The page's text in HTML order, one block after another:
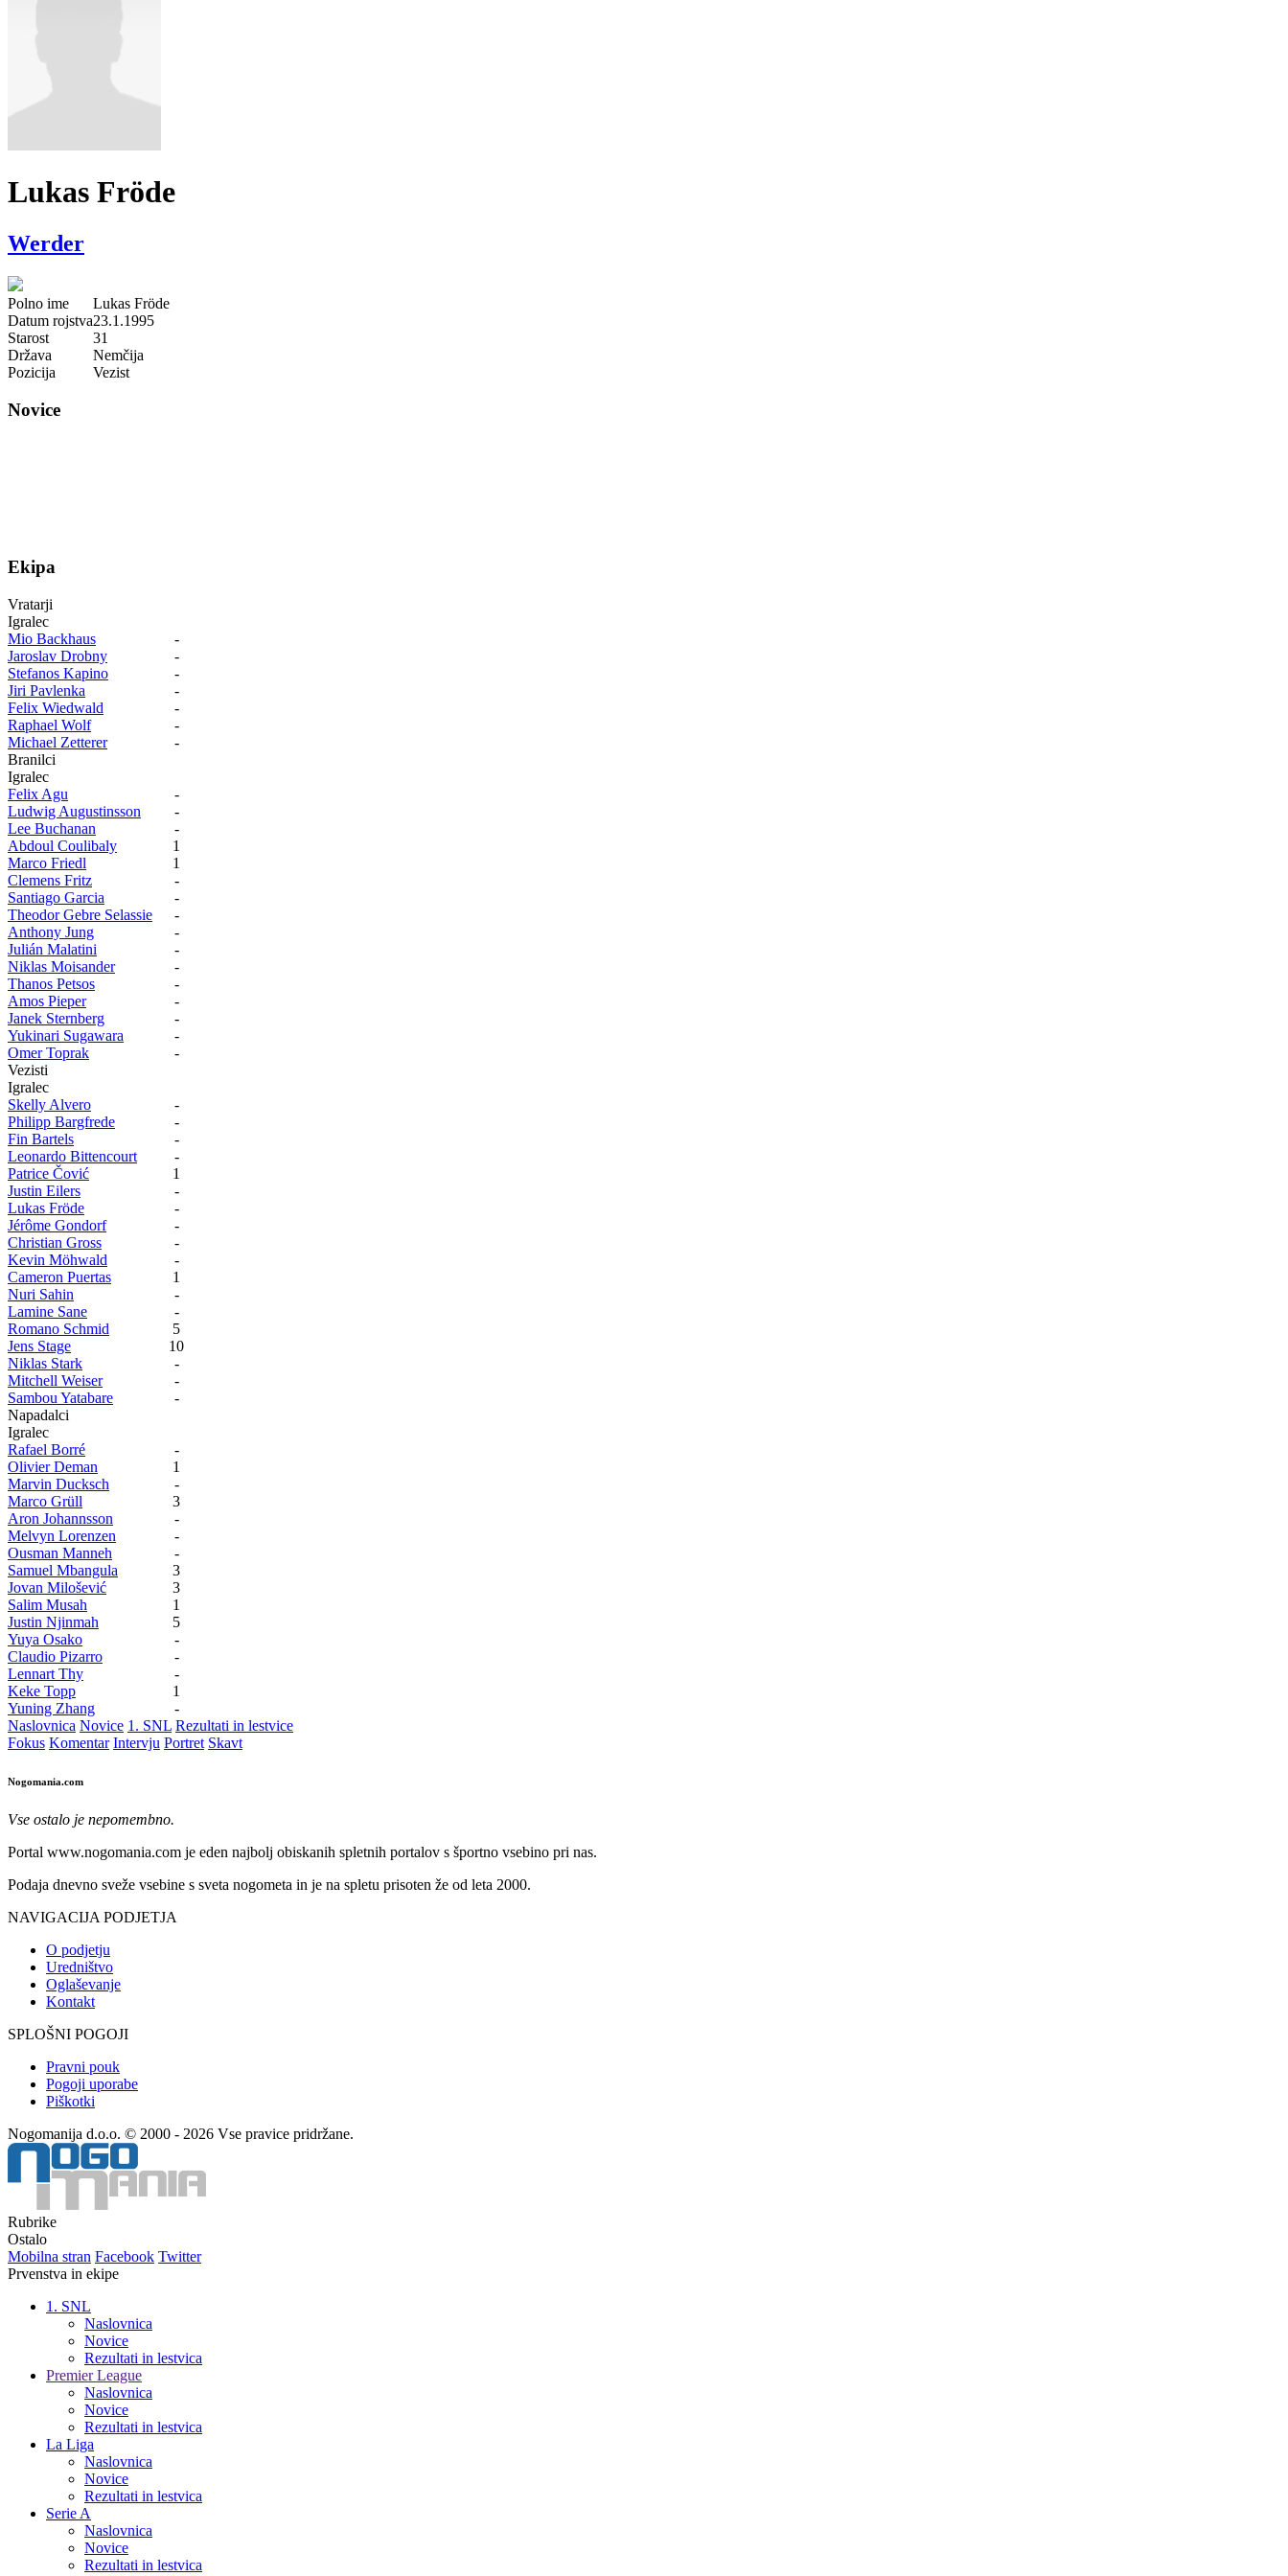
Lukas Fröde
Werder
Polno ime
Lukas Fröde
Datum rojstva23.1.1995
Starost
31
Država
Nemčija
Pozicija
Vezist
Novice
Ekipa
Vratarji
Igralec
Mio Backhaus
-
Jaroslav Drobny
-
Stefanos Kapino
-
Jiri Pavlenka
-
Felix Wiedwald
-
Raphael Wolf
-
Michael Zetterer
-
Branilci
Igralec
Felix Agu
-
Ludwig Augustinsson
-
Lee Buchanan
-
Abdoul Coulibaly
1
Marco Friedl
1
Clemens Fritz
-
Santiago Garcia
-
Theodor Gebre Selassie
-
Anthony Jung
-
Julián Malatini
-
Niklas Moisander
-
Thanos Petsos
-
Amos Pieper
-
Janek Sternberg
-
Yukinari Sugawara
-
Omer Toprak
-
Vezisti
Igralec
Skelly Alvero
-
Philipp Bargfrede
-
Fin Bartels
-
Leonardo Bittencourt
-
Patrice Čović
1
Justin Eilers
-
Lukas Fröde
-
Jérôme Gondorf
-
Christian Gross
-
Kevin Möhwald
-
Cameron Puertas
1
Nuri Sahin
-
Lamine Sane
-
Romano Schmid
5
Jens Stage
10
Niklas Stark
-
Mitchell Weiser
-
Sambou Yatabare
-
Napadalci
Igralec
Rafael Borré
-
Olivier Deman
1
Marvin Ducksch
-
Marco Grüll
3
Aron Johannsson
-
Melvyn Lorenzen
-
Ousman Manneh
-
Samuel Mbangula
3
Jovan Milošević
3
Salim Musah
1
Justin Njinmah
5
Yuya Osako
-
Claudio Pizarro
-
Lennart Thy
-
Keke Topp
1
Yuning Zhang
-
Naslovnica Novice 1. SNL Rezultati in lestvice
Fokus Komentar Intervju Portret Skavt
Nogomania.com
Vse ostalo je nepomembno.
Portal www.nogomania.com je eden najbolj obiskanih spletnih portalov s športno vsebino pri nas.
Podaja dnevno sveže vsebine s sveta nogometa in je na spletu prisoten že od leta 2000.
NAVIGACIJA PODJETJA
O podjetju
Uredništvo
Oglaševanje
Kontakt
SPLOŠNI POGOJI
Pravni pouk
Pogoji uporabe
Piškotki
Nogomanija d.o.o. © 2000 - 2026 Vse pravice pridržane.
Rubrike
Ostalo
Mobilna stran Facebook Twitter
Prvenstva in ekipe
1. SNL
Naslovnica
Novice
Rezultati in lestvica
Premier League
Naslovnica
Novice
Rezultati in lestvica
La Liga
Naslovnica
Novice
Rezultati in lestvica
Serie A
Naslovnica
Novice
Rezultati in lestvica